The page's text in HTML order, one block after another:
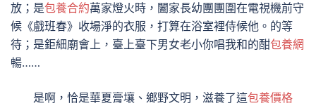
放；是包養合約萬家燈火時，闔家長幼團團圍在電視機前守
候《戲班春》收場淨的衣服，打算在浴室裡侍候他。的等
待；是鉅細廟會上，臺上臺下男女老小你唱我和的酣包養網
暢……
是啊，恰是華夏膏壤、鄉野文明，滋養了這包養價格